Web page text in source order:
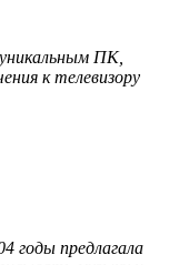
ПК,
к телевизору
годы предлагала